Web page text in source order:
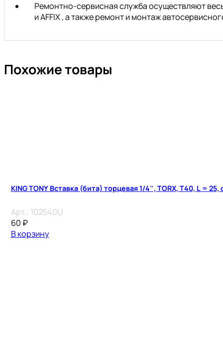
Ремонтно-сервисная служба осуществляют
и AFFIX , а также ремонт и монтаж
Похожие товары
KING TONY Вставка (бита) торцевая 1/4″, TORX, T40, L =
Арт.: 102540U
60 ₽
В корзину